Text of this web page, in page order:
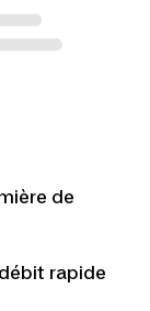
de
rapide